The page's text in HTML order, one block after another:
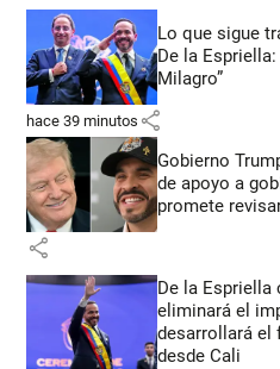
Lo que sigue
De la
Milagro”
hace 39 minutos share
Gobierno
de apoyo a
promete
share
De la Espriella
eliminará el
desarrollará el
desde Cali